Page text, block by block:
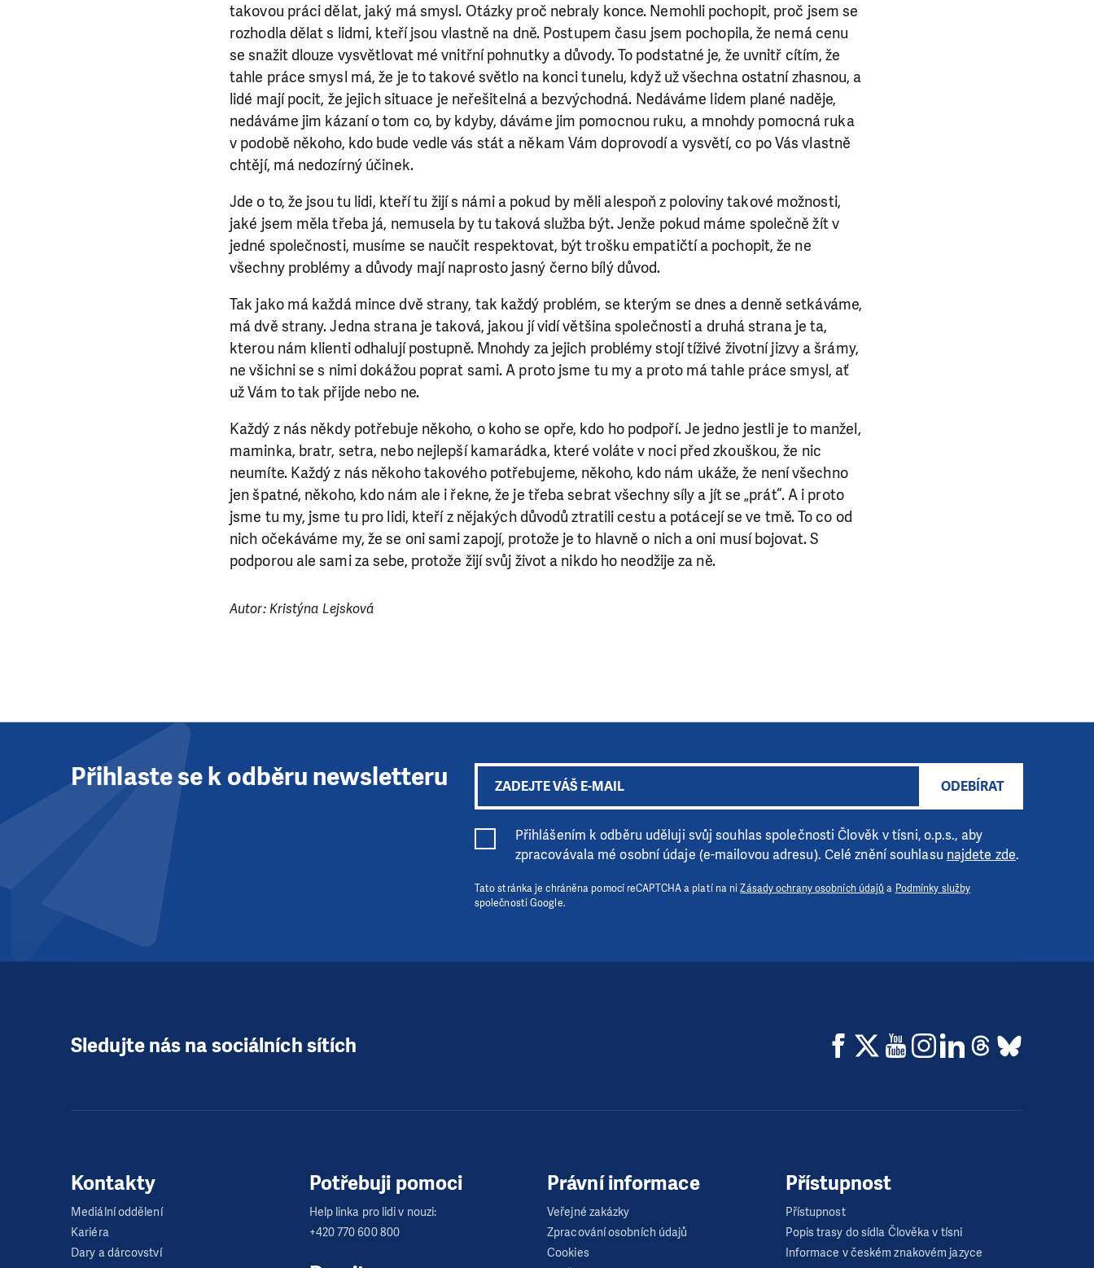
takovou práci dělat, jaký má smysl. Otázky proč nebraly konce. Nemohli pochopit, proč jsem se
rozhodla dělat s lidmi, kteří jsou vlastně na dně. Postupem času jsem pochopila, že nemá cenu
se snažit dlouze vysvětlovat mé vnitřní pohnutky a důvody. To podstatné je, že uvnitř cítím, že
tahle práce smysl má, že je to takové světlo na konci tunelu, když už všechna ostatní zhasnou, a
lidé mají pocit, že jejich situace je neřešitelná a bezvýchodná. Nedáváme lidem plané naděje,
nedáváme jim kázaní o tom co, by kdyby, dáváme jim pomocnou ruku, a mnohdy pomocná ruka
v podobě někoho, kdo bude vedle vás stát a někam Vám doprovodí a vysvětí, co po Vás vlastně
chtějí, má nedozírný účinek.
Jde o to, že jsou tu lidi, kteří tu žijí s námi a pokud by měli alespoň z poloviny takové možnosti,
jaké jsem měla třeba já, nemusela by tu taková služba být. Jenže pokud máme společně žít v
jedné společnosti, musíme se naučit respektovat, být trošku empatičtí a pochopit, že ne
všechny problémy a důvody mají naprosto jasný černo bílý důvod.
Tak jako má každá mince dvě strany, tak každý problém, se kterým se dnes a denně setkáváme,
má dvě strany. Jedna strana je taková, jakou jí vidí většina společnosti a druhá strana je ta,
kterou nám klienti odhalují postupně. Mnohdy za jejich problémy stojí tíživé životní jizvy a šrámy,
ne všichni se s nimi dokážou poprat sami. A proto jsme tu my a proto má tahle práce smysl, ať
už Vám to tak přijde nebo ne.
Každý z nás někdy potřebuje někoho, o koho se opře, kdo ho podpoří. Je jedno jestli je to manžel,
maminka, bratr, setra, nebo nejlepší kamarádka, které voláte v noci před zkouškou, že nic
neumíte. Každý z nás někoho takového potřebujeme, někoho, kdo nám ukáže, že není všechno
jen špatné, někoho, kdo nám ale i řekne, že je třeba sebrat všechny síly a jít se „prát“. A i proto
jsme tu my, jsme tu pro lidi, kteří z nějakých důvodů ztratili cestu a potácejí se ve tmě. To co od
nich očekáváme my, že se oni sami zapojí, protože je to hlavně o nich a oni musí bojovat. S
podporou ale sami za sebe, protože žijí svůj život a nikdo ho neodžije za ně.
Autor: Kristýna Lejsková
LÍBÍ SE VÁM, CO DĚLÁME? PODPOŘTE NÁS!
Abychom mohli pomáhat smysluplně, neobejdeme se bez Vaší podpory. Ať už se nám
rozhodnete pomoci jedním darem nebo se stanete pravidelným dárcem Klubu přátel, Vaše
dary nám umožní pomoci vždy tam, kde je to nejvíce potřeba.
DAROVAT DAROVAT PRAVIDELNĚ
Přihlaste se k odběru newsletteru ODEBÍRAT
Přihlášením k odběru uděluji svůj souhlas společnosti Člověk v tísni, o.p.s., aby
zpracovávala mé osobní údaje (e-mailovou adresu). Celé znění souhlasu najdete zde.
Tato stránka je chráněna pomocí reCAPTCHA a platí na niZásady ochrany osobních údajů a Podmínky služby
společnosti Google.
Sledujte nás na sociálních sítích
Kontakty
Mediální oddělení
Kariéra
Dary a dárcovství
Potřebuji pomoci
Help linka pro lidi v nouzi:
+420 770 600 800
Právní informace
Veřejné zakázky
Zpracování osobních údajů
Cookies
Přístupnost
Přístupnost
Popis trasy do sídla Člověka v tísni
Informace v českém znakovém jazyce